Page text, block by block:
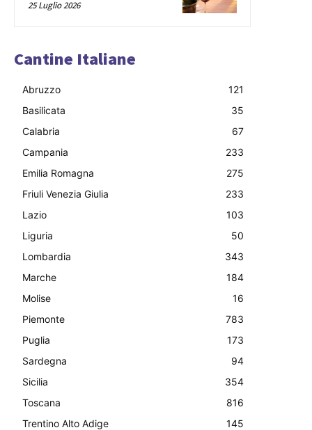
25 Luglio 2026
Cantine Italiane
Abruzzo
121
Basilicata
35
Calabria
67
Campania
233
Emilia Romagna
275
Friuli Venezia Giulia
233
Lazio
103
Liguria
50
Lombardia
343
Marche
184
Molise
16
Piemonte
783
Puglia
173
Sardegna
94
Sicilia
354
Toscana
816
Trentino Alto Adige
145